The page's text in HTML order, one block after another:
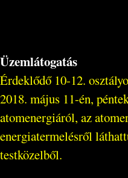
Üzemlátogatás
Érdeklődő 10-12.
2018. május 11-én,
atomenergiáról, az
energiatermelésről
testközelből.